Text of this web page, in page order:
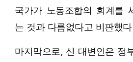
국가가 노동조합의 회계를
는 것과 다름없다고 비판했
마지막으로, 신 대변인은 정